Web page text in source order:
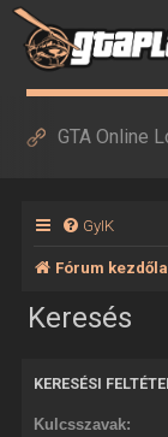
GTA Online
GyIK
Fórum
Keresés
KERESÉSI
Kulcsszavak: